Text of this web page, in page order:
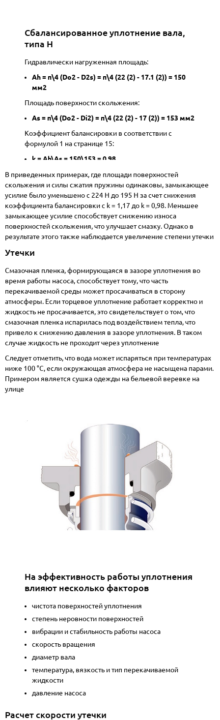
Сбалансированное уплотнение вала,
типа H
Гидравлически нагруженная площадь:
Ah = п\4 (Do2 - D2s) = п\4 (22 (2) - 17.1 (2)) = 150
мм2
Площадь поверхности скольжения:
As = п\4 (Do2 - Di2) = п\4 (22 (2) - 17 (2)) = 153 мм2
Коэффициент балансировки в соответствии с
формулой 1 на странице 15:
k = Ah\As = 150\153 = 0.98
Замыкающие усилие Fc при давлении P = 10 бар (1
МПа)
Fc = Ah x P + Fs = 150 мм2 x 1 МПа + 45 H = 195 H
В приведенных примерах, где площади поверхностей
скольжения и силы сжатия пружины одинаковы, замыкающее
усилие было уменьшено с 224 Н до 195 Н за счет снижения
коэффициента балансировки с k = 1,17 до k = 0,98. Меньшее
замыкающее усилие способствует снижению износа
поверхностей скольжения, что улучшает смазку. Однако в
результате этого также наблюдается увеличение степени утечки
Утечки
Смазочная пленка, формирующаяся в зазоре уплотнения во
время работы насоса, способствует тому, что часть
перекачиваемой среды может просачиваться в сторону
атмосферы. Если торцевое уплотнение работает корректно и
жидкость не просачивается, это свидетельствует о том, что
смазочная пленка испарилась под воздействием тепла, что
привело к снижению давления в зазоре уплотнения. В таком
случае жидкость не проходит через уплотнение
Следует отметить, что вода может испаряться при температурах
ниже 100 °C, если окружающая атмосфера не насыщена парами.
Примером является сушка одежды на бельевой веревке на
улице
На эффективность работы уплотнения
влияют несколько факторов
чистота поверхностей уплотнения
степень неровности поверхностей
вибрации и стабильность работы насоса
скорость вращения
диаметр вала
температура, вязкость и тип перекачиваемой
жидкости
давление насоса
Расчет скорости утечки